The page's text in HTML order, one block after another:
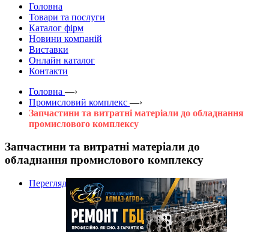
Головна
Товари та послуги
Каталог фірм
Новини компаній
Виставки
Онлайн каталог
Контакти
Головна —›
Промисловий комплекс —›
Запчастини та витратні матеріали до обладнання
промислового комплексу
Запчастини та витратні матеріали до
обладнання промислового комплексу
Перегляд